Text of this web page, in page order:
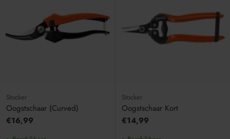
Stocker
Oogstschaar (Curved)
€16,99
Stocker
Oogstschaar Kort
€14,99